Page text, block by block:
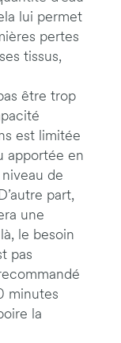
lui permet
pertes
tissus,
être trop
est limitée
apportée en
de
part,
une
le besoin
pas
minutes
la